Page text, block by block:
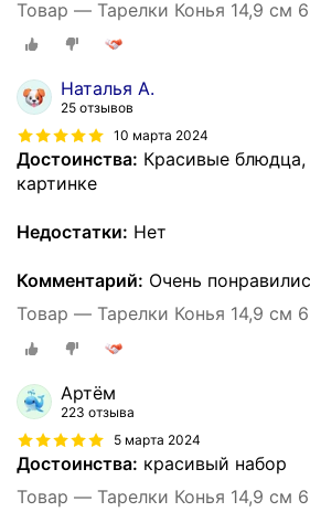
Товар — Тарелки Конья 14,9 см
Наталья А.
25 отзывов
10 марта 2024
Достоинства: Красивые блюдца,
картинке
Недостатки: Нет
Комментарий: Очень
Товар — Тарелки Конья 14,9 см
Артём
223 отзыва
5 марта 2024
Достоинства: красивый набор
Товар — Тарелки Конья 14,9 см